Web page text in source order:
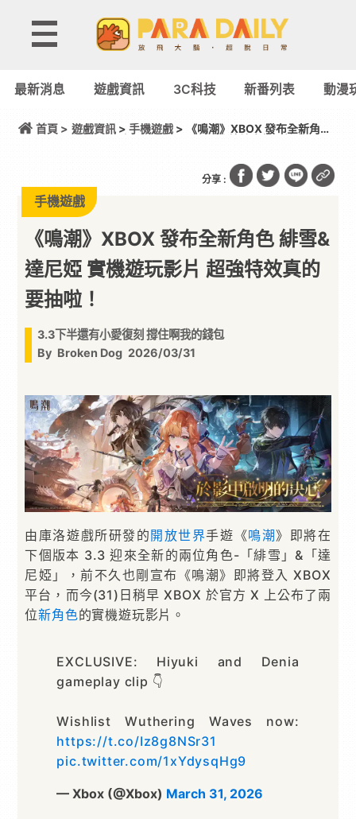
最新消息 遊戲資訊 3C科技 新番列表 動漫
首頁 > 遊戲資訊> 手機遊戲> 《鳴潮》XBOX 發布全新角色
分享 :
手機遊戲
《鳴潮》XBOX 發布全新角色 緋雪&
達尼婭 實機遊玩影片 超強特效真的
要抽啦！
3.3下半還有小愛復刻 撐住啊我的錢包
By Broken Dog 2026/03/31
由庫洛遊戲所研發的開放世界手遊《鳴潮》即將在
下個版本 3.3 迎來全新的兩位角色-「緋雪」&「達
尼婭」，前不久也剛宣布《鳴潮》即將登入 XBOX
平台，而今(31)日稍早 XBOX 於官方 X 上公布了兩
位新角色的實機遊玩影片。
EXCLUSIVE: Hiyuki and Denia
gameplay clip 👇
Wishlist Wuthering Waves now:
https://t.co/Iz8g8NSr31
pic.twitter.com/1xYdysqHg9
— Xbox (@Xbox) March 31, 2026